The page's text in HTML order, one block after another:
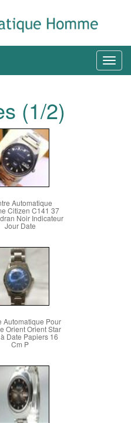
(1/2)
Automatique
Citizen C141 37
Noir Indicateur
Jour Date
Automatique Pour
Orient Orient Star
Date Papiers 16
Cm P